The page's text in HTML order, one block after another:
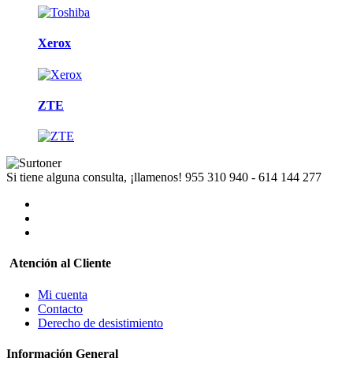
Xerox
ZTE
Si tiene alguna consulta, ¡llamenos! 955 310 940 - 614 144 277
Atención al Cliente
Mi cuenta
Contacto
Derecho de desistimiento
Información General